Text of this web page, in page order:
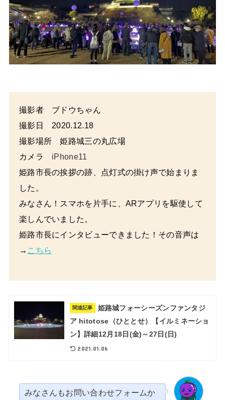
撮影者 ブドウちゃん
撮影日 2020.12.18
撮影場所 姫路城三の丸広場
カメラ iPhone11
姫路市長の挨拶の跡、点灯式の掛け声で始まりま
した。
みなさん！スマホを片手に、ARアプリを駆使して
楽しんでいました。
姫路市長にインタビューできました！その音声は
→ こちら
関連記事
姫路城フォーシーズンファンタジ
ア hitotose（ひととせ）【イルミネーショ
ン】詳細12月18日(金)～27日(日)
2021.01.06
みなさんもお問い合わせフォームか